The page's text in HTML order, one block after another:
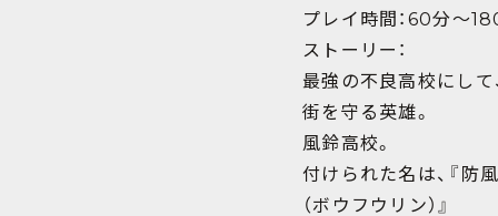
プレイ時間：60分〜
ストーリー：
最強の不良高校にして
街を守る英雄。
風鈴高校。
付けられた名は、『防
（ボウフウリン）』